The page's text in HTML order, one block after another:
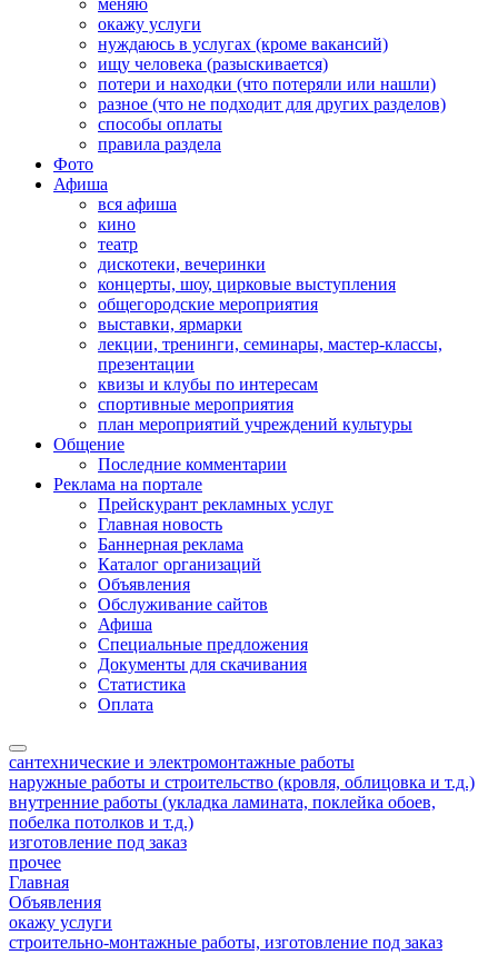
меняю
окажу услуги
нуждаюсь в услугах (кроме вакансий)
ищу человека (разыскивается)
потери и находки (что потеряли или нашли)
разное (что не подходит для других разделов)
способы оплаты
правила раздела
Фото
Афиша
вся афиша
кино
театр
дискотеки, вечеринки
концерты, шоу, цирковые выступления
общегородские мероприятия
выставки, ярмарки
лекции, тренинги, семинары, мастер-классы,
презентации
квизы и клубы по интересам
спортивные мероприятия
план мероприятий учреждений культуры
Общение
Последние комментарии
Реклама на портале
Прейскурант рекламных услуг
Главная новость
Баннерная реклама
Каталог организаций
Объявления
Обслуживание сайтов
Афиша
Специальные предложения
Документы для скачивания
Статистика
Оплата
сантехнические и электромонтажные работы
наружные работы и строительство (кровля, облицовка и т.д.)
внутренние работы (укладка ламината, поклейка обоев,
побелка потолков и т.д.)
изготовление под заказ
прочее
Главная
Объявления
окажу услуги
строительно-монтажные работы, изготовление под заказ